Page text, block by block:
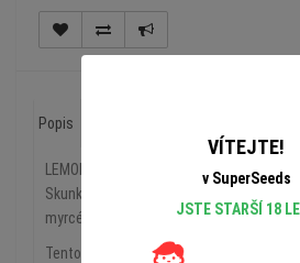
Popis
LEMON TREE ™ je oceněnou kombinací
Skunk & Sour Diesel s příjemně vysokou
myrcénu.
Tento snadno rostoucí, dokonale
VÍTEJTE!
v SuperSeeds
JSTE STARŠÍ 18